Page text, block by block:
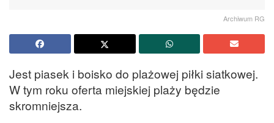
Archiwum RG
Jest piasek i boisko do plażowej piłki siatkowej.
W tym roku oferta miejskiej plaży będzie
skromniejsza.